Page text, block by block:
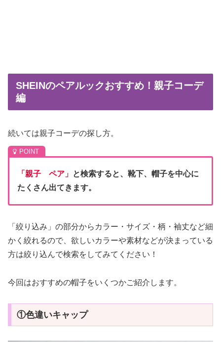
SHEINのペアルックおすすめ！親子コーデ
編
続いては親子コーデの探し方。
「親子 ペア」 と検索すると、靴下、帽子を中心に
たくさん出てきます。
「絞り込み」の部分からカラー・サイズ・柄・袖丈など細
かく絞れるので、欲しいカラーや素材などが決まっている
方は絞り込んで検索をしてみてください！
今回はおすすめの帽子をいくつかご紹介します。
①色違いキャップ